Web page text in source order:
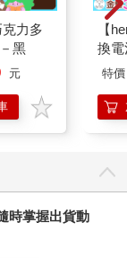
力多
黑
元
【
換電
特價
時掌握出貨動